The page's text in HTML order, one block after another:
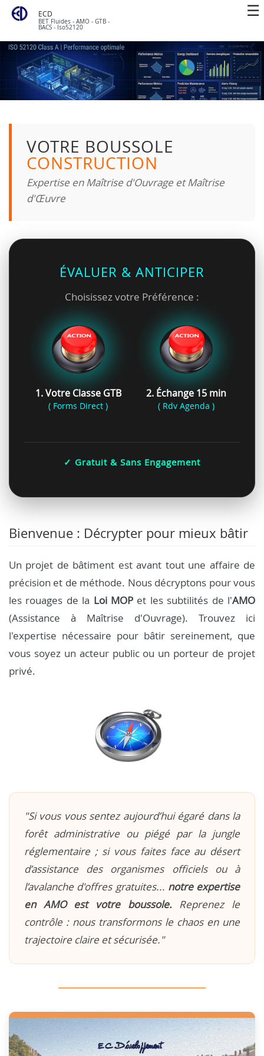
ECD
BET Fluides - AMO - GTB -
BACS - Iso52120
VOTRE BOUSSOLE
CONSTRUCTION
Expertise en Maîtrise d'Ouvrage et Maîtrise
d'Œuvre
ÉVALUER & ANTICIPER
Choisissez votre Préférence :
1. Votre Classe GTB
( Forms Direct )
2. Échange 15 min
( Rdv Agenda )
✓ Gratuit & Sans Engagement
Bienvenue : Décrypter pour mieux bâtir
Un projet de bâtiment est avant tout une affaire de
précision et de méthode. Nous décryptons pour vous
les rouages de la Loi MOP et les subtilités de l'AMO
(Assistance à Maîtrise d'Ouvrage). Trouvez ici
l'expertise nécessaire pour bâtir sereinement, que
vous soyez un acteur public ou un porteur de projet
privé.
"Si vous vous sentez aujourd’hui égaré dans la
forêt administrative ou piégé par la jungle
réglementaire ; si vous faites face au désert
d’assistance des organismes officiels ou à
l’avalanche d'offres gratuites... notre expertise
en AMO est votre boussole.Reprenez le
contrôle : nous transformons le chaos en une
trajectoire claire et sécurisée."